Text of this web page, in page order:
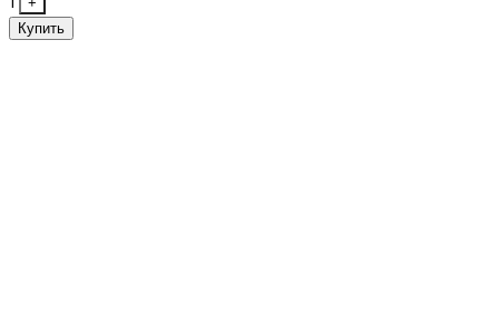
Купить